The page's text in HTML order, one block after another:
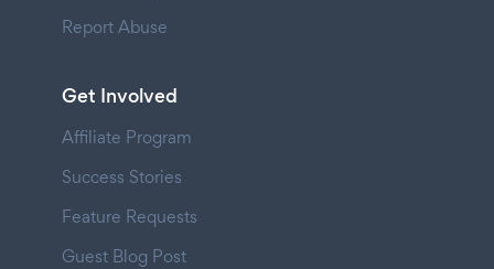
Report Abuse
Get Involved
Affiliate Program
Success Stories
Feature Requests
Guest Blog Post